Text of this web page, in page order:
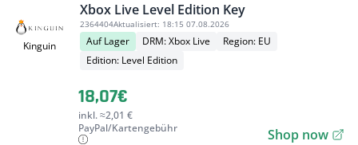
Kinguin
Xbox Live Level Edition Key
2364404Aktualisiert: 18:15 07.08.2026
Auf Lager DRM: Xbox Live
Region: EU
Edition: Level Edition
18,07€
inkl. ≈2,01 €
PayPal/Kartengebühr
Shop now